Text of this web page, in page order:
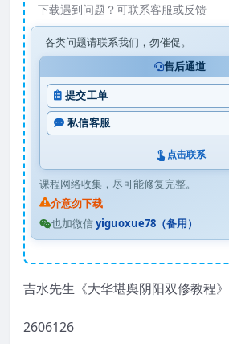
下载遇到问题？可联系客服或反馈
各类问题请联系我们，勿催促。
售后通道
提交工单
私信客服
点击联系
课程网络收集，尽可能修复完整。
介意勿下载
也加微信yiguoxue78（备用）
吉水先生《大华堪舆阴阳双修教程
2606126